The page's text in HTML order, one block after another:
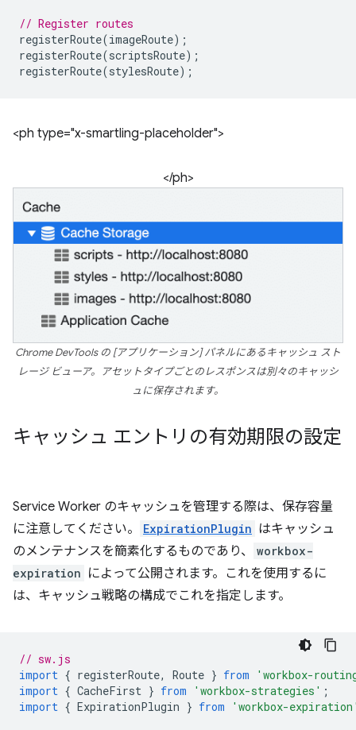
// Register routes
registerRoute(imageRoute);
registerRoute(scriptsRoute);
registerRoute(stylesRoute);
<ph type="x-smartling-placeholder">
</ph>
Chrome DevTools の [アプリケーション] パネルにあるキャッシュ スト
レージ ビューア。アセットタイプごとのレスポンスは別々のキャッシ
ュに保存されます。
キャッシュ エントリの有効期限の設定
Service Worker のキャッシュを管理する際は、保存容量
に注意してください。
ExpirationPlugin はキャッシュ
のメンテナンスを簡素化するものであり、
workbox-
expiration によって公開されます。これを使用するに
は、キャッシュ戦略の構成でこれを指定します。
// sw.js
import { registerRoute, Route } from
'workbox-
import { CacheFirst } from 'workbox-strategies' ;
import { ExpirationPlugin } from 'workbox-